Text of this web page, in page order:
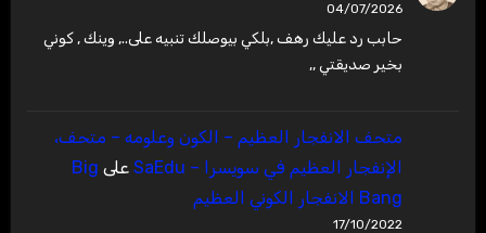
04/07/2026
حابب رد عليك رهف ,بلكي بيوصلك تنبيه على.., وينك , كوني
بخير صديقتي ,,
متحف الانفجار العظيم – ‫الكون وعلومه – متحف،
الإنفجار العظيم في سويسرا – SaEdu
على Big
Bang الانفجار الكوني العظيم
17/10/2022